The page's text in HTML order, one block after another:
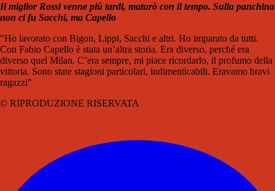
Il miglior Rossi venne più tardi, maturò con il tempo. Sulla panchina
non ci fu Sacchi, ma Capello
"Ho lavorato con Bigon, Lippi, Sacchi e altri. Ho imparato da tutti.
Con Fabio Capello è stata un’altra storia. Era diverso, perché era
diverso quel Milan. C’era sempre, mi piace ricordarlo, il profumo della
vittoria. Sono state stagioni particolari, indimenticabili. Eravamo bravi
ragazzi"
© RIPRODUZIONE RISERVATA